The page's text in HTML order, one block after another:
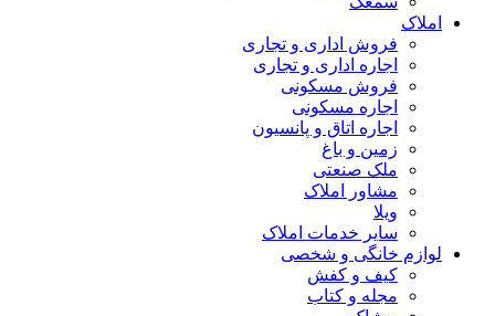
املاک
فروش اداری و تجاری
اجاره اداری و تجاری
فروش مسکونی
اجاره مسکونی
اجاره اتاق و پانسیون
زمین و باغ
ملک صنعتی
مشاور املاک
ویلا
سایر خدمات املاک
لوازم خانگی و شخصی
کیف و کفش
مجله و کتاب